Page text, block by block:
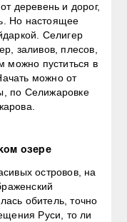
деревень и дорог,
Но настоящее
Селигер
заливов, плесов,
можно пуститься в
можно от
по Селижаровке
озере
островов, на
обитель, точно
Руси, то ли